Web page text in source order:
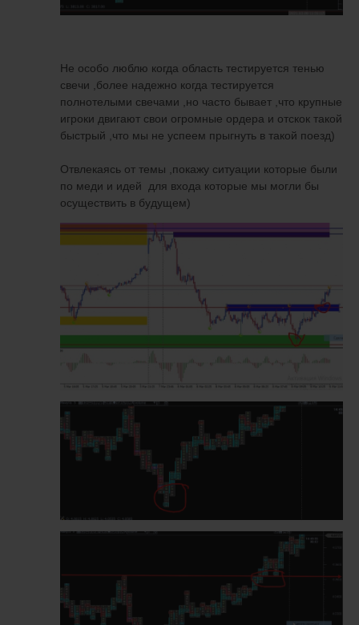
Не особо люблю когда область тестируется тенью
свечи ,более надежно когда тестируется
полнотелыми свечами ,но часто бывает ,что крупные
игроки двигают свои огромные ордера и отскок такой
быстрый ,что мы не успеем прыгнуть в такой поезд)
Отвлекаясь от темы ,покажу ситуации которые были
по меди и идей для входа которые мы могли бы
осуществить в будущем)